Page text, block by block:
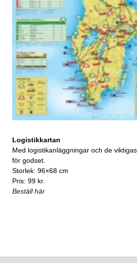
Logistikkartan
Med logistikanläggningar och de
för godset.
Storlek: 96×68 cm
Pris: 99 kr.
Beställ här